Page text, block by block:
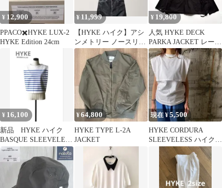
¥ 12,900
PPACO✖️HYKE LUX-2
HYKE Edition 24cm
¥ 11,999
【HYKE ハイク】アシ
ンメトリー ノースリー
ブ カットソー ブラウン
¥ 19,800
人気 HYKE DECK
PARKA JACKET レース
アップ ジャケット1
¥ 16,100
新品 HYKE ハイク
BASQUE SLEEVELESS
SHIRT
¥64,800
HYKE TYPE L-2A
JACKET
現在 ¥5,500
HYKE CORDURA
SLEEVELESS ハイク T
シャツ コーデュラ